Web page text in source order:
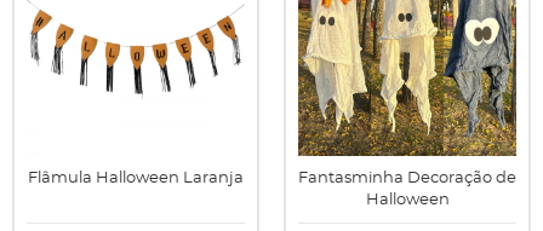
Flâmula Halloween Laranja
Fantasminha Decoração de
Halloween